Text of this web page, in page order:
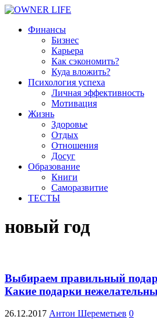
Финансы
Бизнес
Карьера
Как сэкономить?
Куда вложить?
Психология успеха
Личная эффективность
Мотивация
Жизнь
Здоровье
Отдых
Отношения
Досуг
Образование
Книги
Саморазвитие
ТЕСТЫ
новый год
Выбираем правильный
Какие подарки
26.12.2017 Антон Шереметьев 0